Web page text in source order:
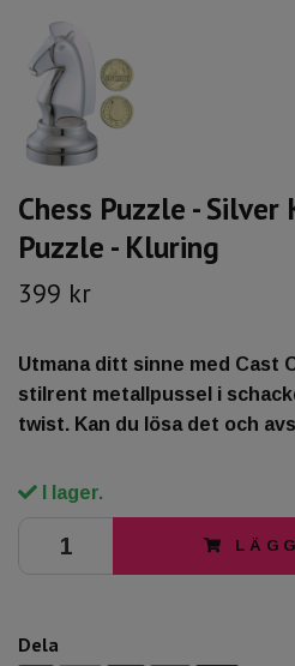
Chess Puzzle - Silver
Puzzle - Kluring
399 kr
Utmana ditt sinne med Cast
stilrent metallpussel i
twist. Kan du lösa det och
I lager.
Dela